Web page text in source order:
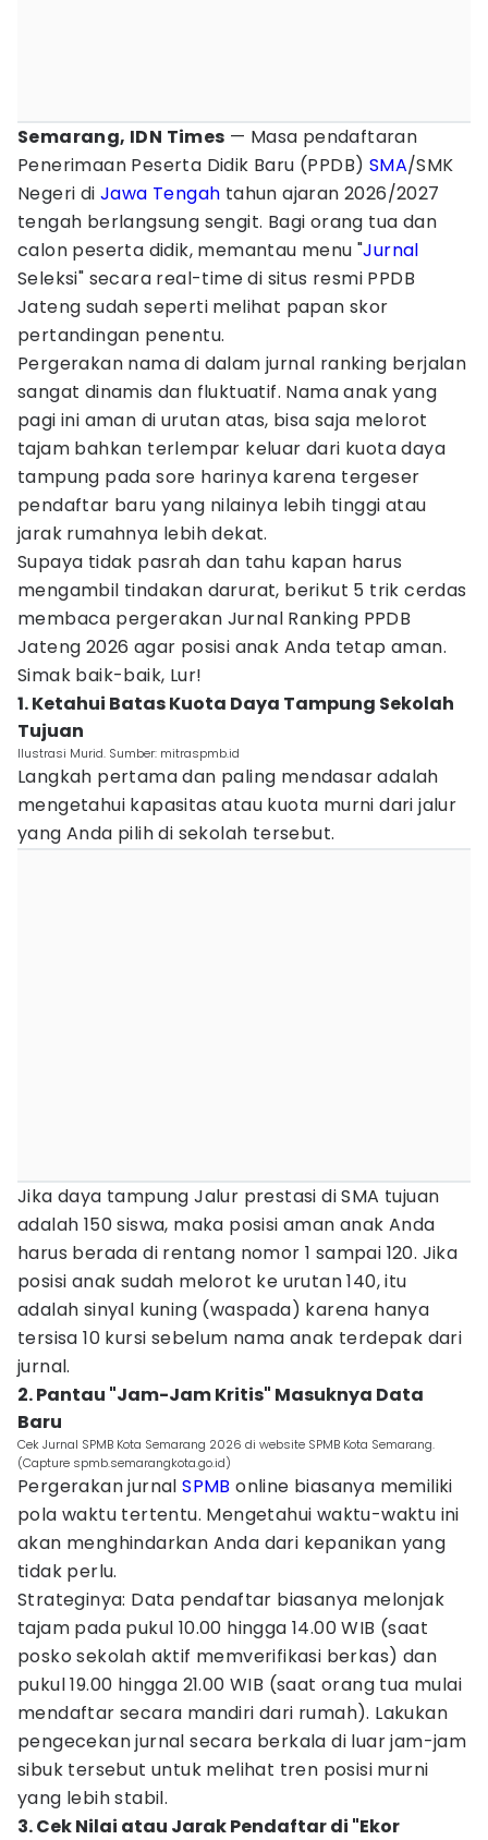
Semarang, IDN Times — Masa pendaftaran
Penerimaan Peserta Didik Baru (PPDB) SMA/SMK
Negeri diJawa Tengah tahun ajaran 2026/2027
tengah berlangsung sengit. Bagi orang tua dan
calon peserta didik, memantau menu "Jurnal
Seleksi" secara real-time di situs resmi PPDB
Jateng sudah seperti melihat papan skor
pertandingan penentu.
Pergerakan nama di dalam jurnal ranking berjalan
sangat dinamis dan fluktuatif. Nama anak yang
pagi ini aman di urutan atas, bisa saja melorot
tajam bahkan terlempar keluar dari kuota daya
tampung pada sore harinya karena tergeser
pendaftar baru yang nilainya lebih tinggi atau
jarak rumahnya lebih dekat.
Supaya tidak pasrah dan tahu kapan harus
mengambil tindakan darurat, berikut 5 trik cerdas
membaca pergerakan Jurnal Ranking PPDB
Jateng 2026 agar posisi anak Anda tetap aman.
Simak baik-baik, Lur!
1. Ketahui Batas Kuota Daya Tampung Sekolah
Tujuan
Ilustrasi Murid. Sumber: mitraspmb.id
Langkah pertama dan paling mendasar adalah
mengetahui kapasitas atau kuota murni dari jalur
yang Anda pilih di sekolah tersebut.
Jika daya tampung Jalur prestasi di SMA tujuan
adalah 150 siswa, maka posisi aman anak Anda
harus berada di rentang nomor 1 sampai 120. Jika
posisi anak sudah melorot ke urutan 140, itu
adalah sinyal kuning (waspada) karena hanya
tersisa 10 kursi sebelum nama anak terdepak dari
jurnal.
2. Pantau "Jam-Jam Kritis" Masuknya Data
Baru
Cek Jurnal SPMB Kota Semarang 2026 di website SPMB Kota Semarang.
(Capture spmb.semarangkota.go.id)
Pergerakan jurnalSPMB online biasanya memiliki
pola waktu tertentu. Mengetahui waktu-waktu ini
akan menghindarkan Anda dari kepanikan yang
tidak perlu.
Strateginya: Data pendaftar biasanya melonjak
tajam pada pukul 10.00 hingga 14.00 WIB (saat
posko sekolah aktif memverifikasi berkas) dan
pukul 19.00 hingga 21.00 WIB (saat orang tua mulai
mendaftar secara mandiri dari rumah). Lakukan
pengecekan jurnal secara berkala di luar jam-jam
sibuk tersebut untuk melihat tren posisi murni
yang lebih stabil.
3. Cek Nilai atau Jarak Pendaftar di "Ekor